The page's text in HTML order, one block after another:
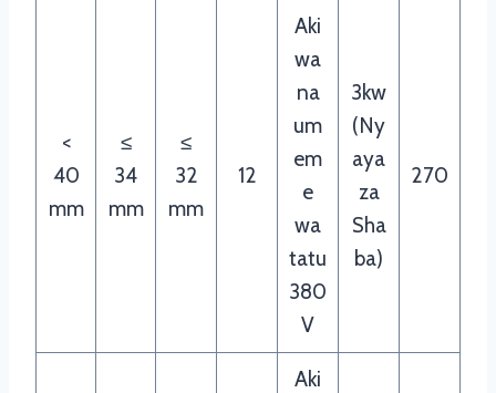
<
40
mm
≤
34
mm
≤
32
mm
12
Aki
wa
na
um
em
e
wa
tatu
380
V
3kw
(Ny
aya
za
Sha
ba)
270
Aki